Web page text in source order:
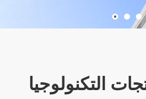
التكنولوجيا